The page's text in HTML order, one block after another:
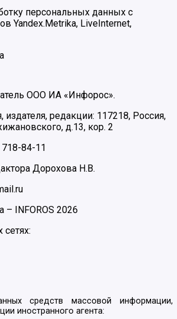
персональных данных с
Yandex.Metrika, LiveInternet,
ООО ИА «Инфорос».
издателя, редакции: 117218, Россия,
д.13, кор. 2
84-11
Дорохова Н.В.
– INFOROS 2026
средств массовой информации,
иностранного агента: